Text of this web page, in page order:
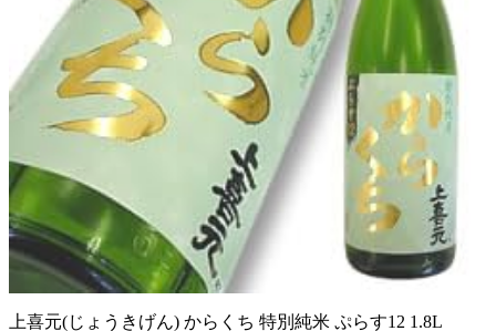
上喜元(じょうきげん) からくち 特別純米 ぷらす12 1.8L